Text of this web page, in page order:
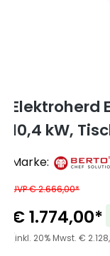
Elektroherd
10,4 kW,
Marke:
UVP € 2.666,00*
€ 1.774,00*
(inkl. 20% Mwst. €